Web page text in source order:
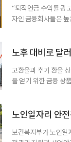
“퇴직연금 수익률 광
자인 금융회사들은
사들이 내세우는 퇴
노후 대비로 달
고환율과 추가 환율
을 얻기 위한 금융 상
집계됐다. 전년 동기
노인일자리 안
보건복지부가 노인일